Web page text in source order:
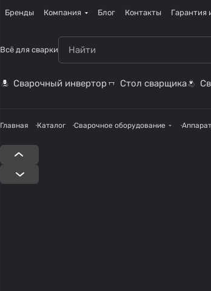
Бренды Компания Блог Контакты Гарантия
Всё для сварки
Сварочный инвертор Стол сварщика
Главная Каталог Сварочное оборудование